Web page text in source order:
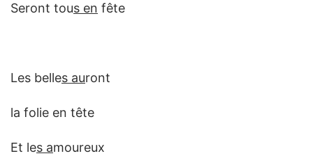
Seront tous en fête
Les belles auront
la folie en tête
Et les amoureux